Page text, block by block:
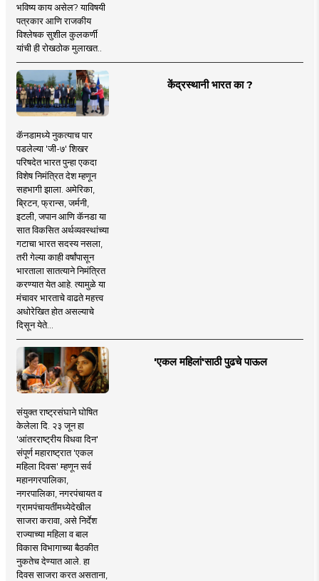
भविष्य काय असेल? याविषयी
पत्रकार आणि राजकीय
विश्लेषक सुशील कुलकर्णी
यांची ही रोखठोक मुलाखत..
केंद्रस्थानी भारत का ?
कॅनडामध्ये नुकत्याच पार
पडलेल्या 'जी-७' शिखर
परिषदेत भारत पुन्हा एकदा
विशेष निमंत्रित देश म्हणून
सहभागी झाला. अमेरिका,
ब्रिटन, फ्रान्स, जर्मनी,
इटली, जपान आणि कॅनडा या
सात विकसित अर्थव्यवस्थांच्या
गटाचा भारत सदस्य नसला,
तरी गेल्या काही वर्षांपासून
भारताला सातत्याने निमंत्रित
करण्यात येत आहे. त्यामुळे या
मंचावर भारताचे वाढते महत्त्व
अधोरेखित होत असल्याचे
दिसून येते...
'एकल महिलां'साठी पुढचे पाऊल
संयुक्त राष्ट्रसंघाने घोषित
केलेला दि. २३ जून हा
'आंतरराष्ट्रीय विधवा दिन'
संपूर्ण महाराष्ट्रात 'एकल
महिला दिवस' म्हणून सर्व
महानगरपालिका,
नगरपालिका, नगरपंचायत व
ग्रामपंचायतींमध्येदेखील
साजरा करावा, असे निर्देश
राज्याच्या महिला व बाल
विकास विभागाच्या बैठकीत
नुकतेच देण्यात आले. हा
दिवस साजरा करत असताना,